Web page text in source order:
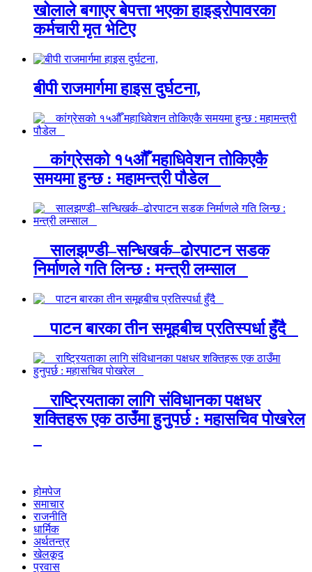
खोलाले बगाएर बेपत्ता भएका हाइड्रोपावरका
कर्मचारी मृत भेटिए
बीपी राजमार्गमा हाइस दुर्घटना,
कांग्रेसको १५औँ महाधिवेशन तोकिएकै
समयमा हुन्छ : महामन्त्री पौडेल
सालझण्डी–सन्धिखर्क–ढोरपाटन सडक
निर्माणले गति लिन्छ : मन्त्री लम्साल
पाटन बारका तीन समूहबीच प्रतिस्पर्धा हुँदै
राष्ट्रियताका लागि संविधानका पक्षधर
शक्तिहरू एक ठाउँमा हुनुपर्छ : महासचिव पोखरेल
होमपेज
समाचार
राजनीति
धार्मिक
अर्थतन्त्र
खेलकूद
प्रवास